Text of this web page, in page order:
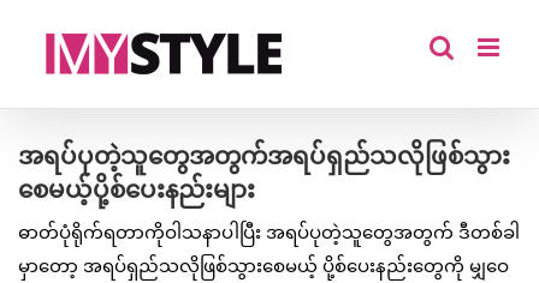
အရပ်ပုတဲ့သူတွေအတွက်အရပ်ရှည်သလိုဖြစ်သွား
စေမယ့်ပို့စ်ပေးနည်းများ
ဓာတ်ပုံရိုက်ရတာကိုဝါသနာပါပြီး အရပ်ပုတဲ့သူတွေအတွက် ဒီတစ်ခါ
မှာတော့ အရပ်ရှည်သလိုဖြစ်သွားစေမယ့် ပို့စ်ပေးနည်းတွေကို မျှဝေ